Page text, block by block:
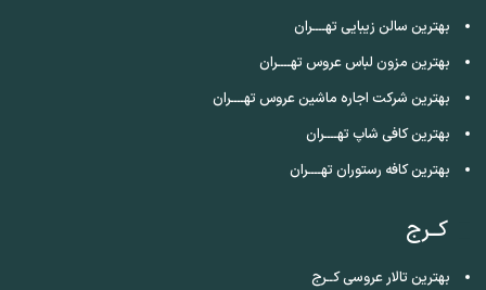
بهترین سالن زیبایی تهــــران
بهترین مزون لباس عروس تهــــران
بهترین شرکت اجاره ماشین عروس تهــــران
بهترین کافی شاپ تهــــران
بهترین کافه رستوران تهــــران
کــرج
بهترین تالار عروسی کــرج